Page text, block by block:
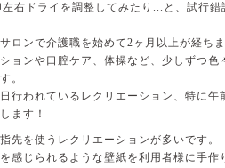
ドライを調整してみたり...と、試行
ロンで介護職を始めて2ヶ月以上が経ち
ョンや口腔ケア、体操など、少しずつ色
。
行われているレクリエーション、特に午
ます！
先を使うレクリエーションが多いです。
感じられるような壁紙を利用者様に手作